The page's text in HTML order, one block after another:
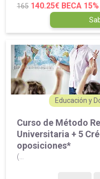
165 140.25€ BECA 15%
Educación y
Curso de Método
Universitaria + 5
oposiciones*
(...